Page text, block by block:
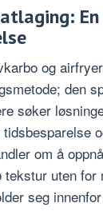
En
og
den
søker
om å
uten for
seg